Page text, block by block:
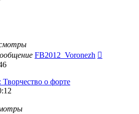
FB2012_Voronezh
о форте